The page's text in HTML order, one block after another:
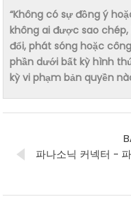
“Không có sự đồng ý
không ai được sao
đổi, phát sóng hoặc
phần dưới bất kỳ hình
kỳ vi phạm bản quyền
파나소닉 커넥터 -